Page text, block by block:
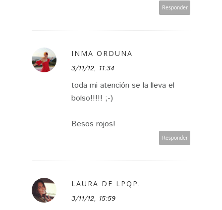
Responder
INMA ORDUNA
3/11/12, 11:34
toda mi atención se la lleva el
bolso!!!!! ;-)
Besos rojos!
Responder
LAURA DE LPQP.
3/11/12, 15:59